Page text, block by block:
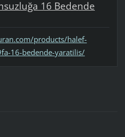
16 Bedende
products/halef-
16-bedende-yaratilis/